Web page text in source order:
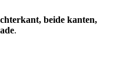
beide kanten,
.